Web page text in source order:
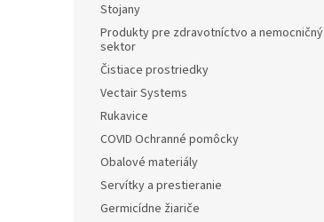
Stojany
Produkty pre zdravotníctvo a nemocničný
sektor
Čistiace prostriedky
Vectair Systems
Rukavice
COVID Ochranné pomôcky
Obalové materiály
Servítky a prestieranie
Germicídne žiariče